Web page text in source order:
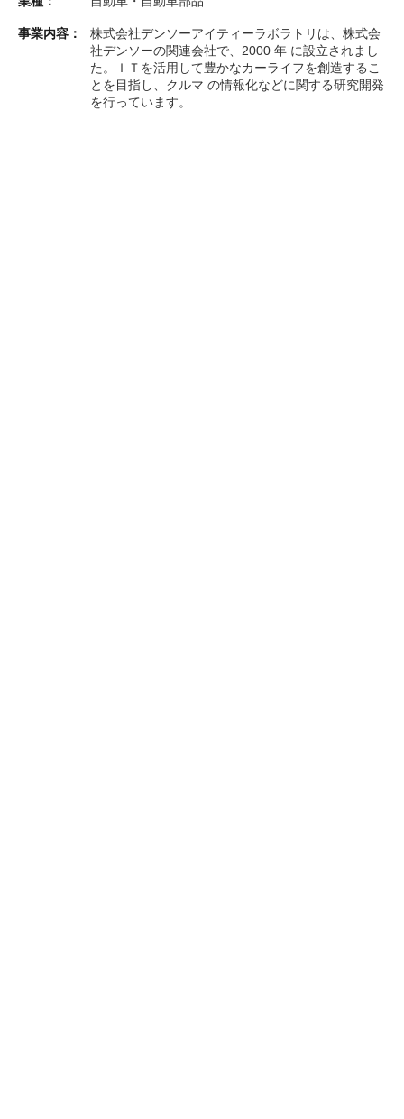
事業内容：
株式会社デンソーアイティーラボラトリは、株式会
社デンソーの関連会社で、2000 年 に設立されまし
た。ＩＴを活用して豊かなカーライフを創造するこ
とを目指し、クルマ の情報化などに関する研究開発
を行っています。